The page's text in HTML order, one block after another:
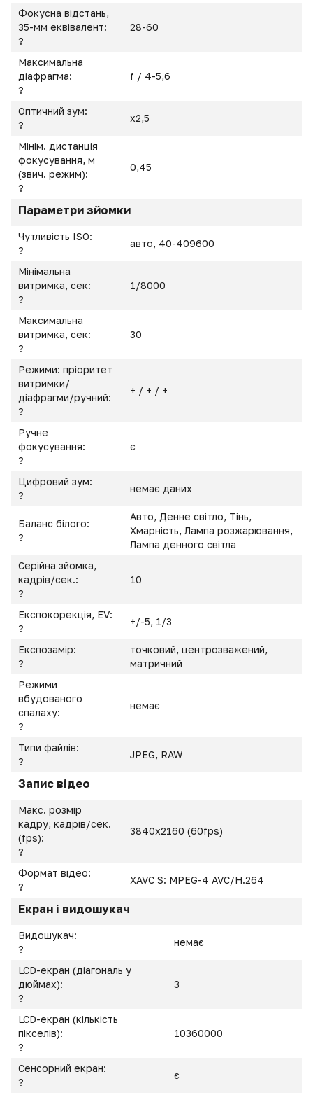
Фокусна відстань,
35-мм еквівалент:
?
28-60
Максимальна
діафрагма:
?
f / 4-5,6
Оптичний зум:
?
х2,5
Мінім. дистанція
фокусування, м
(звич. режим):
?
0,45
Параметри зйомки
Чутливість ISO:
?
авто, 40-409600
Мінімальна
витримка, сек:
?
1/8000
Максимальна
витримка, сек:
?
30
Режими: пріоритет
витримки/
діафрагми/ручний:
?
+ / + / +
Ручне
фокусування:
?
є
Цифровий зум:
?
немає даних
Баланс білого:
?
Авто, Денне світло, Тінь,
Хмарність, Лампа розжарювання,
Лампа денного світла
Серійна зйомка,
кадрів/сек.:
?
10
Експокорекція, EV:
?
+/-5, 1/3
Експозамір:
?
точковий, центрозважений,
матричний
Режими
вбудованого
спалаху:
?
немає
Типи файлів:
?
JPEG, RAW
Запис відео
Макс. розмір
кадру; кадрів/сек.
(fps):
?
3840x2160 (60fps)
Формат відео:
?
XAVC S: MPEG-4 AVC/H.264
Екран і видошукач
Видошукач:
?
немає
LCD-екран (діагональ у
дюймах):
?
3
LCD-екран (кількість
пікселів):
?
10360000
Сенсорний екран:
?
є